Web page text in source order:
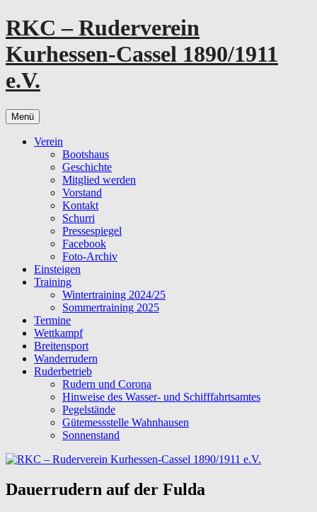
Zum
Inhalt
springen
RKC – Ruderverein
Kurhessen-Cassel 1890/1911
e.V.
Menü
Verein
Bootshaus
Geschichte
Mitglied werden
Vorstand
Kontakt
Schurri
Pressespiegel
Facebook
Foto-Archiv
Einsteigen
Training
Wintertraining 2024/25
Sommertraining 2025
Termine
Wettkampf
Breitensport
Wanderrudern
Ruderbetrieb
Rudern und Corona
Hinweise des Wasser- und Schifffahrtsamtes
Pegelstände
Gütemessstelle Wahnhausen
Sonnenstand
Dauerrudern auf der Fulda